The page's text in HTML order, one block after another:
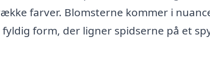
farver. Blomsterne kommer i
form, der ligner spidserne på et